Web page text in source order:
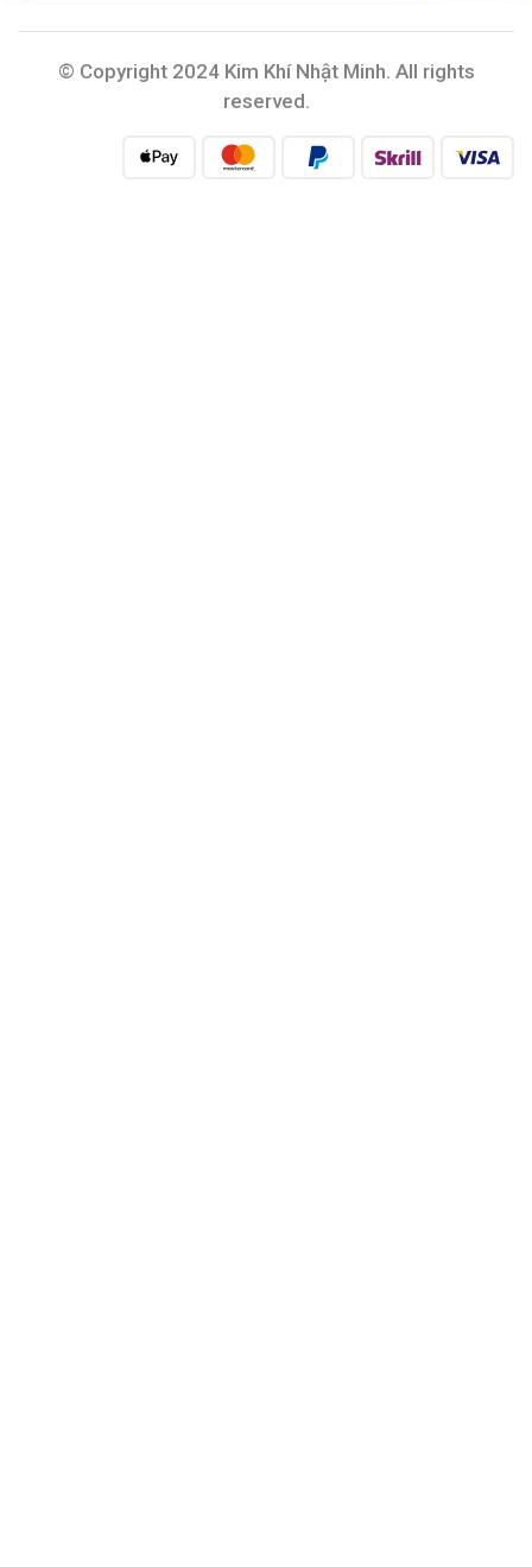
© Copyright 2024 Kim Khí Nhật Minh. All rights
reserved.